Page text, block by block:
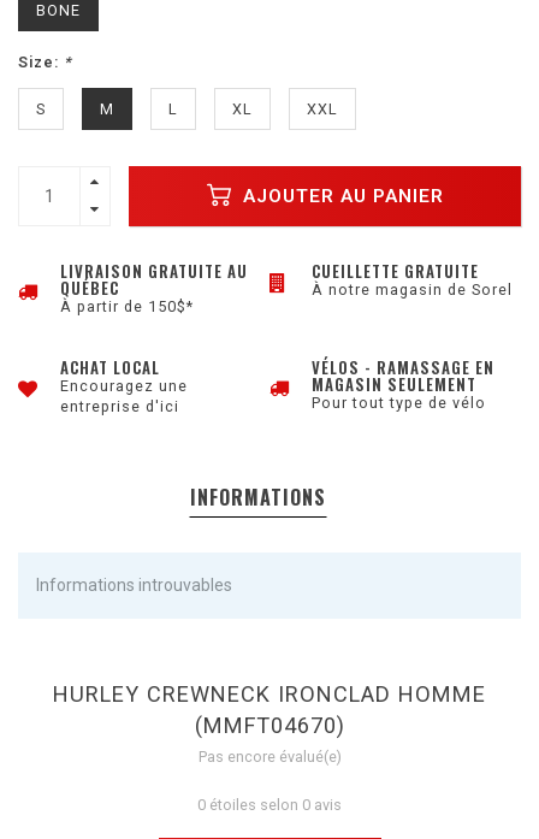
BONE
Size: *
S M L XL XXL
AJOUTER AU PANIER
LIVRAISON GRATUITE AU
QUÉBEC
À partir de 150$*
CUEILLETTE GRATUITE
À notre magasin de Sorel
ACHAT LOCAL
Encouragez une
entreprise d'ici
VÉLOS - RAMASSAGE EN
MAGASIN SEULEMENT
Pour tout type de vélo
INFORMATIONS
Informations introuvables
HURLEY CREWNECK IRONCLAD HOMME
(MMFT04670)
Pas encore évalué(e)
0 étoiles selon 0 avis